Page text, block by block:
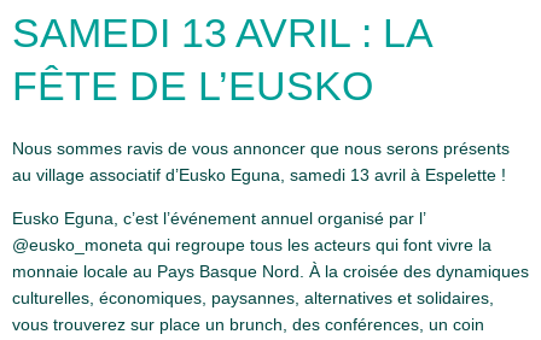
SAMEDI 13 AVRIL : LA
FÊTE DE L’EUSKO
Nous sommes ravis de vous annoncer que nous serons présents
au village associatif d’Eusko Eguna, samedi 13 avril à Espelette !
Eusko Eguna, c’est l’événement annuel organisé par l’
@eusko_moneta qui regroupe tous les acteurs qui font vivre la
monnaie locale au Pays Basque Nord. À la croisée des dynamiques
culturelles, économiques, paysannes, alternatives et solidaires,
vous trouverez sur place un brunch, des conférences, un coin